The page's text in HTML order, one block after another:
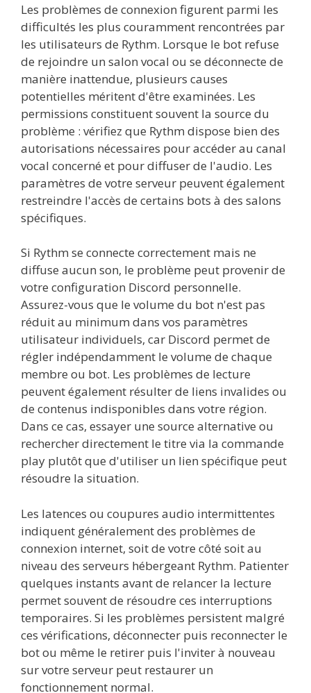
Les problèmes de connexion figurent parmi les
difficultés les plus couramment rencontrées par
les utilisateurs de Rythm. Lorsque le bot refuse
de rejoindre un salon vocal ou se déconnecte de
manière inattendue, plusieurs causes
potentielles méritent d'être examinées. Les
permissions constituent souvent la source du
problème : vérifiez que Rythm dispose bien des
autorisations nécessaires pour accéder au canal
vocal concerné et pour diffuser de l'audio. Les
paramètres de votre serveur peuvent également
restreindre l'accès de certains bots à des salons
spécifiques.
Si Rythm se connecte correctement mais ne
diffuse aucun son, le problème peut provenir de
votre configuration Discord personnelle.
Assurez-vous que le volume du bot n'est pas
réduit au minimum dans vos paramètres
utilisateur individuels, car Discord permet de
régler indépendamment le volume de chaque
membre ou bot. Les problèmes de lecture
peuvent également résulter de liens invalides ou
de contenus indisponibles dans votre région.
Dans ce cas, essayer une source alternative ou
rechercher directement le titre via la commande
play plutôt que d'utiliser un lien spécifique peut
résoudre la situation.
Les latences ou coupures audio intermittentes
indiquent généralement des problèmes de
connexion internet, soit de votre côté soit au
niveau des serveurs hébergeant Rythm. Patienter
quelques instants avant de relancer la lecture
permet souvent de résoudre ces interruptions
temporaires. Si les problèmes persistent malgré
ces vérifications, déconnecter puis reconnecter le
bot ou même le retirer puis l'inviter à nouveau
sur votre serveur peut restaurer un
fonctionnement normal.